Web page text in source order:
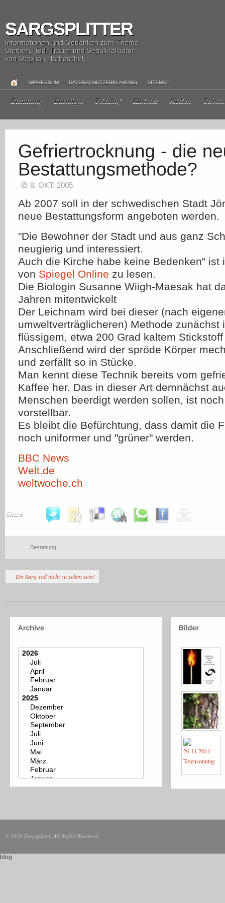
SARGSPLITTER
Informationen und Gedanken zum Thema
Sterben, Tod, Trauer und Sepulkralkultur
von Stephan Hadraschek
IMPRESSUM DATENSCHUTZERKLÄRUNG SITEMAP
Bestattung Buchtipps Friedhof Kurioses Medien
8. OKT. 2005
Ab 2007 soll in der schwedischen Stadt
neue Bestattungsform angeboten werden.
"Die Bewohner der Stadt und aus ganz
neugierig und interessiert.
Auch die Kirche habe keine Bedenken" ist
von Spiegel Online zu lesen.
Die Biologin Susanne Wiigh-Maesak hat
Jahren mitentwickelt
Der Leichnam wird bei dieser (nach
umweltverträglicheren) Methode zunächst
flüssigem, etwa 200 Grad kaltem
Anschließend wird der spröde Körper
und zerfällt so in Stücke.
Man kennt diese Technik bereits vom
Kaffee her. Das in dieser Art demnächst
Menschen beerdigt werden sollen, ist
vorstellbar.
Es bleibt die Befürchtung, dass damit die
noch uniformer und "grüner" werden.
BBC News
Welt.de
weltwoche.ch
Share
Bestattung
Ein Sarg soll nicht zu sehen sein!
© 2026 Sargsplitter. All Rights Reserved.
blog